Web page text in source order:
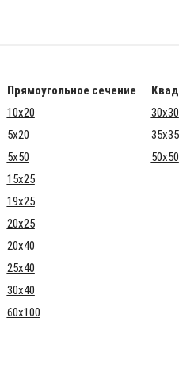
Прямоугольное сечение
10x20
30x30
5x20
35x35
5x50
50x50
15x25
19x25
20x25
20x40
25x40
30x40
60x100